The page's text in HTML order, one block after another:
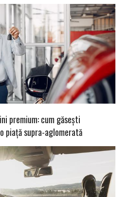
premium: cum găsești
piață supra-aglomerată